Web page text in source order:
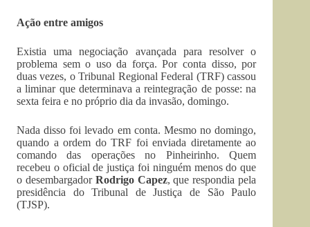
Ação entre amigos
Existia uma negociação avançada para resolver o
problema sem o uso da força. Por conta disso, por
duas vezes, o Tribunal Regional Federal (TRF) cassou
a liminar que determinava a reintegração de posse: na
sexta feira e no próprio dia da invasão, domingo.
Nada disso foi levado em conta. Mesmo no domingo,
quando a ordem do TRF foi enviada diretamente ao
comando das operações no Pinheirinho. Quem
recebeu o oficial de justiça foi ninguém menos do que
o desembargador Rodrigo Capez, que respondia pela
presidência do Tribunal de Justiça de São Paulo
(TJSP).